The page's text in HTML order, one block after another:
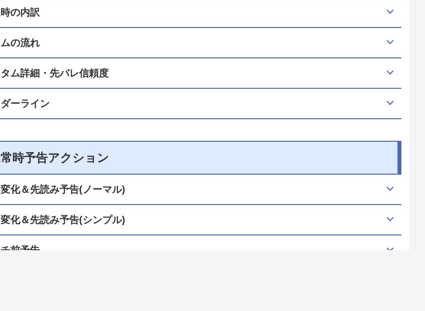
の内訳
の流れ
ム詳細・先バレ信頼度
ーライン
時予告アクション
化＆先読み予告(ノーマル)
化＆先読み予告(シンプル)
前予告